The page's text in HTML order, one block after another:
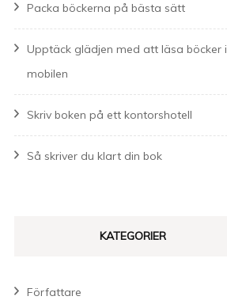
Packa böckerna på bästa sätt
Upptäck glädjen med att läsa böcker i
mobilen
Skriv boken på ett kontorshotell
Så skriver du klart din bok
KATEGORIER
Författare